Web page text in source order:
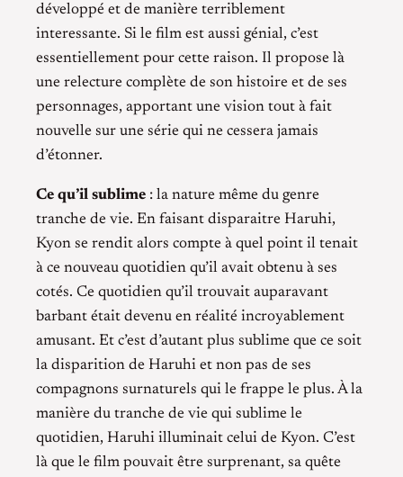
développé et de manière terriblement
interessante. Si le film est aussi génial, c’est
essentiellement pour cette raison. Il propose là
une relecture complète de son histoire et de ses
personnages, apportant une vision tout à fait
nouvelle sur une série qui ne cessera jamais
d’étonner.
Ce qu’il sublime : la nature même du genre
tranche de vie. En faisant disparaitre Haruhi,
Kyon se rendit alors compte à quel point il tenait
à ce nouveau quotidien qu’il avait obtenu à ses
cotés. Ce quotidien qu’il trouvait auparavant
barbant était devenu en réalité incroyablement
amusant. Et c’est d’autant plus sublime que ce soit
la disparition de Haruhi et non pas de ses
compagnons surnaturels qui le frappe le plus. À la
manière du tranche de vie qui sublime le
quotidien, Haruhi illuminait celui de Kyon. C’est
là que le film pouvait être surprenant, sa quête